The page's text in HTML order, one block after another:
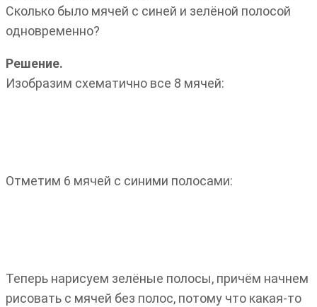
Сколько было мячей с синей и зелёной полосой
одновременно?
Решение.
Изобразим схематично все 8 мячей:
Отметим 6 мячей с синими полосами:
Теперь нарисуем зелёные полосы, причём начнем
рисовать с мячей без полос, потому что какая-то